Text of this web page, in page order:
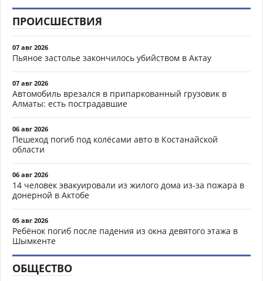
ПРОИСШЕСТВИЯ
07 авг 2026
Пьяное застолье закончилось убийством в Актау
07 авг 2026
Автомобиль врезался в припаркованный грузовик в
Алматы: есть пострадавшие
06 авг 2026
Пешеход погиб под колёсами авто в Костанайской
области
06 авг 2026
14 человек эвакуировали из жилого дома из-за пожара в
донерной в Актобе
05 авг 2026
Ребёнок погиб после падения из окна девятого этажа в
Шымкенте
ОБЩЕСТВО